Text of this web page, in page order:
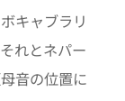
キャブラリ
れとネパー
音の位置に